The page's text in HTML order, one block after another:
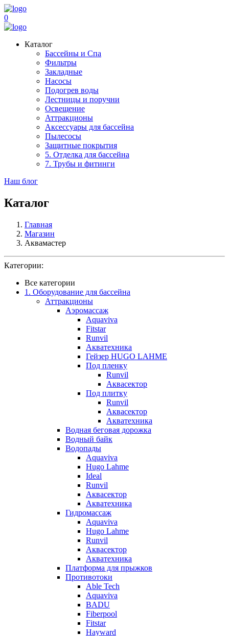
0
Каталог
Бассейны и Спа
Фильтры
Закладные
Насосы
Подогрев воды
Лестницы и поручни
Освещение
Аттракционы
Аксессуары для бассейна
Пылесосы
Защитные покрытия
5. Отделка для бассейна
7. Трубы и фитинги
Наш блог
Каталог
Главная
Магазин
Аквамастер
Категории:
Все категории
1. Оборудование для бассейна
Аттракционы
Аэромассаж
Aquaviva
Fitstar
Runvil
Акватехника
Гейзер HUGO LAHME
Под пленку
Runvil
Аквасектор
Под плитку
Runvil
Аквасектор
Акватехника
Водная беговая дорожка
Водный байк
Водопады
Aquaviva
Hugo Lahme
Ideal
Runvil
Аквасектор
Акватехника
Гидромассаж
Aquaviva
Hugo Lahme
Runvil
Аквасектор
Акватехника
Платформа для прыжков
Противотоки
Able Tech
Aquaviva
BADU
Fiberpool
Fitstar
Hayward